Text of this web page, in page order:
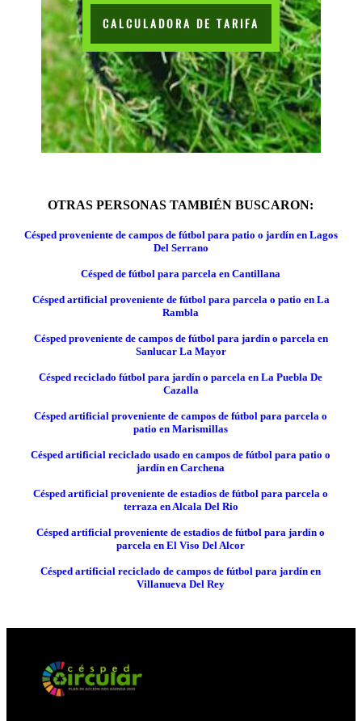
CALCULADORA DE TARIFA
OTRAS PERSONAS TAMBIÉN BUSCARON:
Césped proveniente de campos de fútbol para patio o jardín en Lagos
Del Serrano
Césped de fútbol para parcela en Cantillana
Césped artificial proveniente de fútbol para parcela o patio en La
Rambla
Césped proveniente de campos de fútbol para jardín o parcela en
Sanlucar La Mayor
Césped reciclado fútbol para jardín o parcela en La Puebla De
Cazalla
Césped artificial proveniente de campos de fútbol para parcela o
patio en Marismillas
Césped artificial reciclado usado en campos de fútbol para patio o
jardín en Carchena
Césped artificial proveniente de estadios de fútbol para parcela o
terraza en Alcala Del Rio
Césped artificial proveniente de estadios de fútbol para jardín o
parcela en El Viso Del Alcor
Césped artificial reciclado de campos de fútbol para jardín en
Villanueva Del Rey